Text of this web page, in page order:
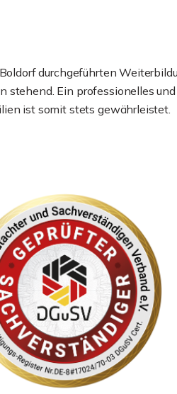
durchgeführten
stehend. Ein professionelles
ist somit stets gewährleistet.